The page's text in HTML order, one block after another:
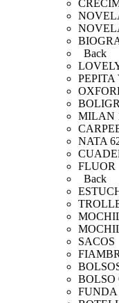
Back
PEPITA
MILAN
NATA
FLUOR
Back
SACOS
BOLSO
FUNDA